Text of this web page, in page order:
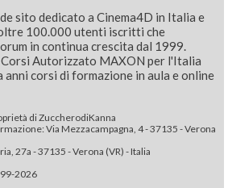
sito dedicato a Cinema4D in Italia e
100.000 utenti iscritti che
in continua crescita dal 1999.
Autorizzato MAXON per l'Italia
anni corsi di formazione in aula e online
di ZuccherodiKanna
Via Mezzacampagna, 4 - 37135 - Verona
27a - 37135 - Verona (VR) - Italia
2026